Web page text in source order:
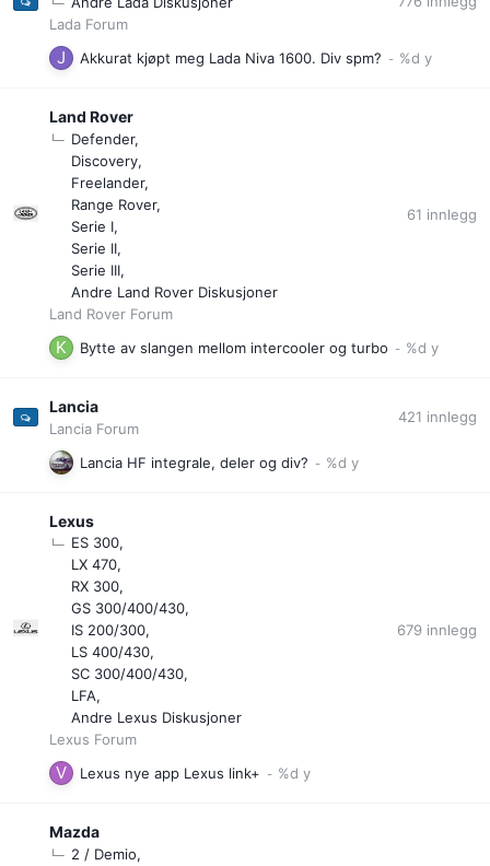
Lada Forum
Akkurat kjøpt meg Lada Niva 1600. Div spm?
Land Rover
Defender
Discovery
Freelander
Range Rover
Serie I
Serie II
Serie III
Andre Land Rover Diskusjoner
Land Rover Forum
61 innlegg
Bytte av slangen mellom intercooler og turbo
Lancia
Lancia Forum
421 innlegg
Lancia HF integrale, deler og div?
Lexus
ES 300
LX 470
RX 300
GS 300/400/430
IS 200/300
LS 400/430
SC 300/400/430
LFA
Andre Lexus Diskusjoner
Lexus Forum
679 innlegg
Lexus nye app Lexus link+
Mazda
2 / Demio